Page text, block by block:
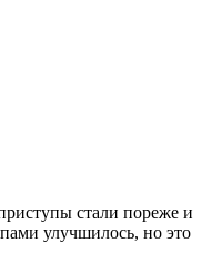
стали пореже и
улучшилось, но это